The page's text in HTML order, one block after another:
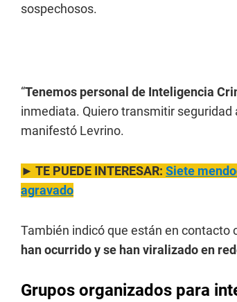
sospechosos.
“Tenemos personal de Inteligencia
inmediata. Quiero transmitir seguridad
manifestó Levrino.
► TE PUEDE INTERESAR: Siete
agravado
También indicó que están en contacto
han ocurrido y se han viralizado en
Grupos organizados para